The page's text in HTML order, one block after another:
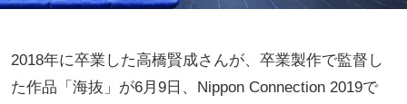
2018年に卒業した高橋賢成さんが、卒業製作で監督し
た作品「海抜」が6月9日、Nippon Connection 2019で